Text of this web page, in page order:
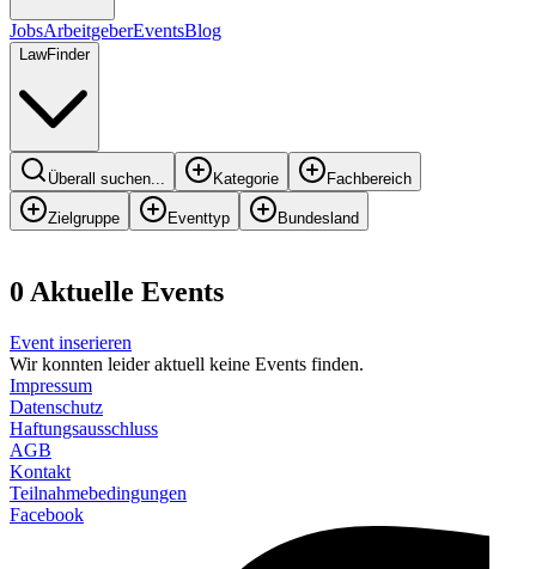
JobsArbeitgeberEventsBlog
LawFinder
Überall suchen... Kategorie Fachbereich
Zielgruppe Eventtyp Bundesland
0 Aktuelle Events
Event inserieren
Wir konnten leider aktuell keine Events finden.
Impressum
Datenschutz
Haftungsausschluss
AGB
Kontakt
Teilnahmebedingungen
Facebook